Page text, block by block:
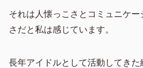
それは人懐っこさとコミュニケー
さだと私は感じています。
長年アイドルとして活動してき